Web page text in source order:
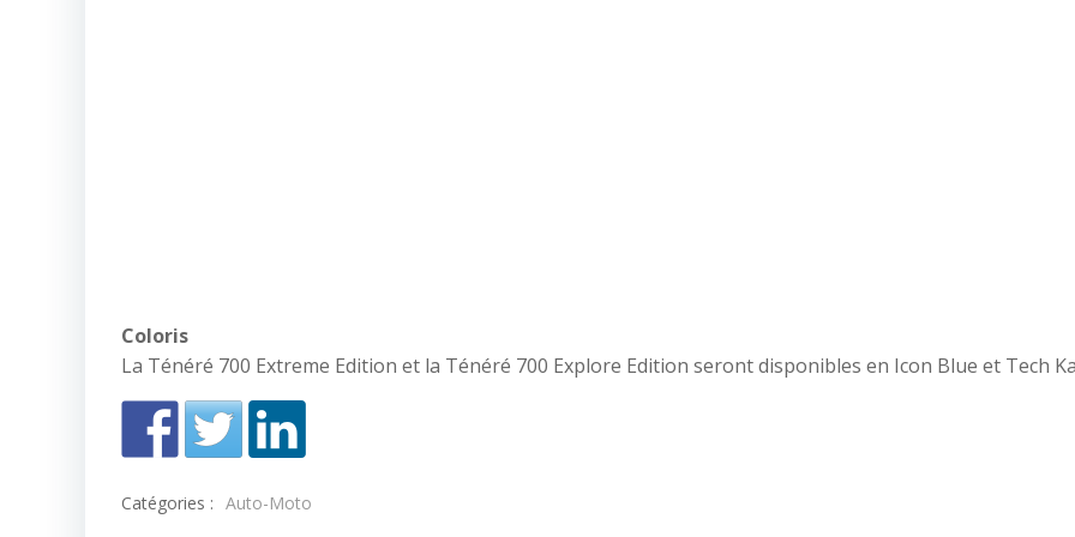
Coloris
La Ténéré 700 Extreme Edition et la Ténéré 700 Explore Edition seront disponibles en Icon Blue et Tech
Catégories : Auto-Moto